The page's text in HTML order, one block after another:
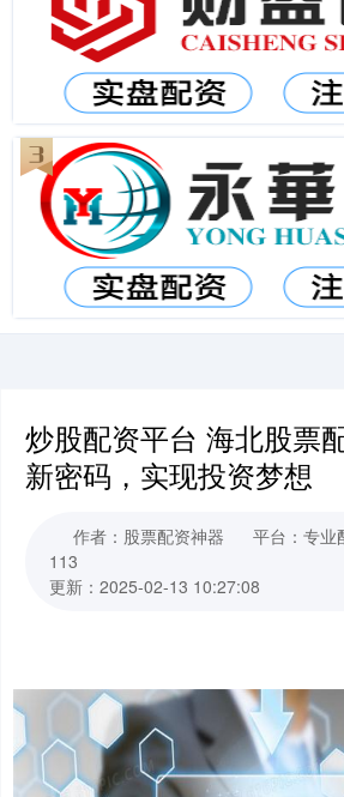
炒股配资平台 海北股票
新密码，实现投资梦想
作者：股票配资神器 平台：专业
113
更新：2025-02-13 10:27:08